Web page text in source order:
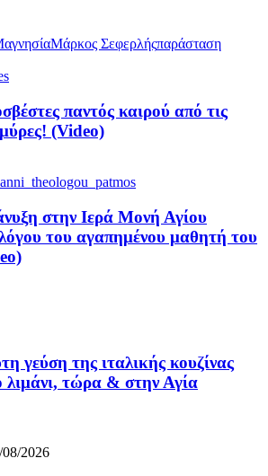
Μάρκος Σεφερλήςπαράσταση
παντός καιρού από τις
(Video)
στην Ιερά Μονή Αγίου
του αγαπημένου μαθητή του
γεύση της ιταλικής κουζίνας
τώρα & στην Αγία
08/2026